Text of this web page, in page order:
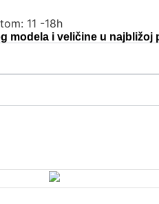
11 -18h
modela i veličine u